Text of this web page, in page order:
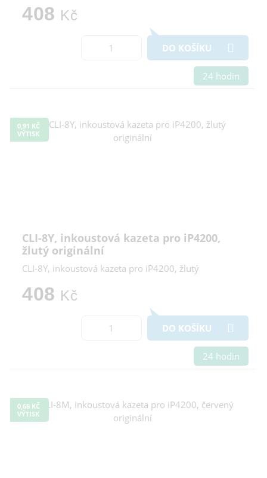
408 Kč
DO KOŠÍKU
24 hodin
0,91 KČ
VÝTISK
CLI-8Y, inkoustová kazeta pro iP4200,
žlutý originální
CLI-8Y, inkoustová kazeta pro iP4200, žlutý
408 Kč
DO KOŠÍKU
24 hodin
0,68 KČ
VÝTISK